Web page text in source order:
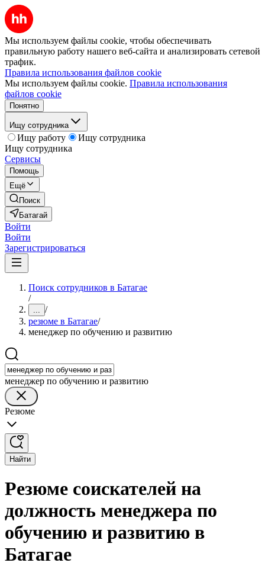
Мы используем файлы cookie, чтобы обеспечивать
правильную работу нашего веб-сайта и анализировать сетевой
трафик.
Правила использования файлов cookie
Мы используем файлы cookie. Правила использования
файлов cookie
Понятно
Ищу сотрудника
Ищу работу
Ищу сотрудника
Ищу сотрудника
Сервисы
Помощь
Ещё
Поиск
Батагай
Войти
Войти
Зарегистрироваться
Поиск сотрудников в Батагае
/
... /
резюме в Батагае/
менеджер по обучению и развитию
менеджер по обучению и развитию
Резюме
Найти
Резюме соискателей на
должность менеджера по
обучению и развитию в
Батагае